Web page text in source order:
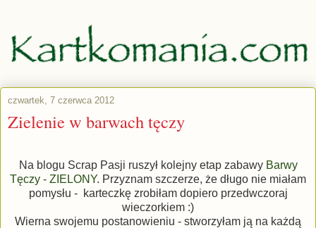
czwartek, 7 czerwca 2012
Zielenie w barwach tęczy
Na blogu Scrap Pasji ruszył kolejny etap zabawy Barwy
Tęczy - ZIELONY. Przyznam szczerze, że długo nie miałam
pomysłu - karteczkę zrobiłam dopiero przedwczoraj
wieczorkiem :)
Wierna swojemu postanowieniu - stworzyłam ją na każdą